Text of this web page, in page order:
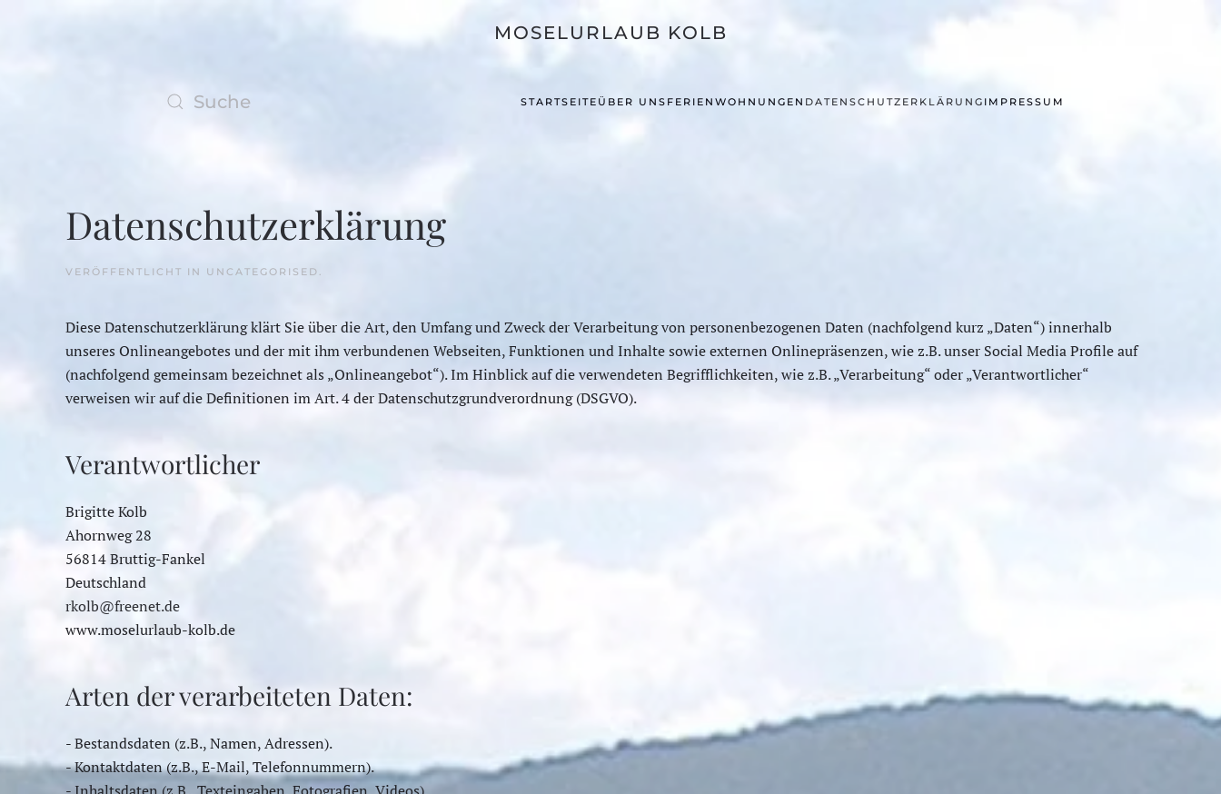
MOSELURLAUB KOLB
STARTSEITE ÜBER UNS FERIENWOHNUNGEN DATENSCHUTZERKLÄRUNG IMPRESSUM
Datenschutzerklärung
VERÖFFENTLICHT IN UNCATEGORISED .
Diese Datenschutzerklärung klärt Sie über die Art, den Umfang und Zweck der Verarbeitung von personenbezogenen Daten (nachfolgend kurz „Daten“) innerhalb
unseres Onlineangebotes und der mit ihm verbundenen Webseiten, Funktionen und Inhalte sowie externen Onlinepräsenzen, wie z.B. unser Social Media Profile auf
(nachfolgend gemeinsam bezeichnet als „Onlineangebot“). Im Hinblick auf die verwendeten Begrifflichkeiten, wie z.B. „Verarbeitung“ oder „Verantwortlicher“
verweisen wir auf die Definitionen im Art. 4 der Datenschutzgrundverordnung (DSGVO).
Verantwortlicher
Brigitte Kolb
Ahornweg 28
56814 Bruttig-Fankel
Deutschland
rkolb@freenet.de
www.moselurlaub-kolb.de
Arten der verarbeiteten Daten:
- Bestandsdaten (z.B., Namen, Adressen).
- Kontaktdaten (z.B., E-Mail, Telefonnummern).